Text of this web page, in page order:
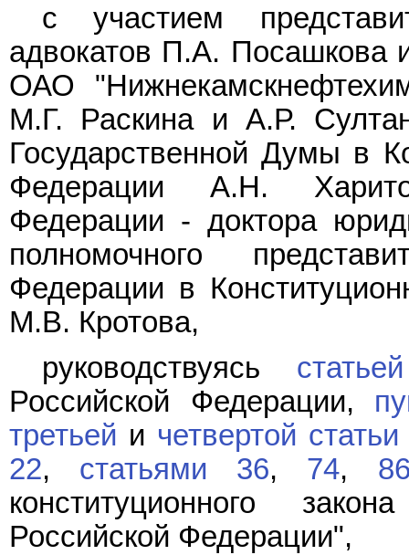
с участием
адвокатов П.А. Посашкова
ОАО
М.Г. Раскина и А.Р.
Государственной Думы в
Федерации А.Н.
Федерации - доктора
полномочного
Федерации в
М.В. Кротова,
руководствуясь
Российской Федерации,
третьей и четвертой
22, статьями 36, 74,
конституционного
Российской Федерации",